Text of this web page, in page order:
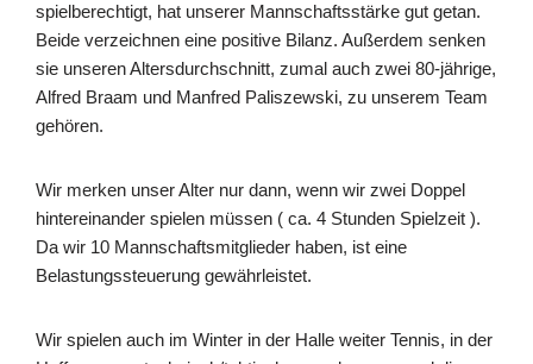
spielberechtigt, hat unserer Mannschaftsstärke gut getan.
Beide verzeichnen eine positive Bilanz. Außerdem senken
sie unseren Altersdurchschnitt, zumal auch zwei 80-jährige,
Alfred Braam und Manfred Paliszewski, zu unserem Team
gehören.
Wir merken unser Alter nur dann, wenn wir zwei Doppel
hintereinander spielen müssen ( ca. 4 Stunden Spielzeit ).
Da wir 10 Mannschaftsmitglieder haben, ist eine
Belastungssteuerung gewährleistet.
Wir spielen auch im Winter in der Halle weiter Tennis, in der